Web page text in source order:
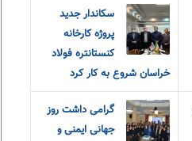
سکاندار جدید
پروژه کارخانه
کنستانتره فولاد
خراسان شروع به کار کرد
گرامی داشت روز
جهانی ایمنی و